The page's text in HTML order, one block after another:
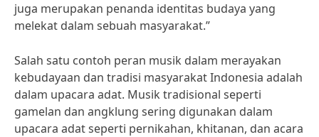
juga merupakan penanda identitas budaya yang
melekat dalam sebuah masyarakat.”
Salah satu contoh peran musik dalam merayakan
kebudayaan dan tradisi masyarakat Indonesia adalah
dalam upacara adat. Musik tradisional seperti
gamelan dan angklung sering digunakan dalam
upacara adat seperti pernikahan, khitanan, dan acara